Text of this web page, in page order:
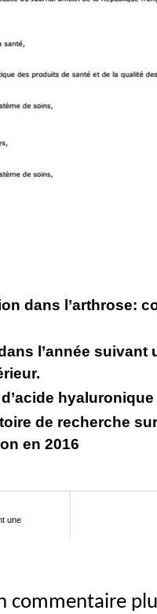
dans l’arthrose:
l’année suivant
de recherche
en 2016
une
commentaire